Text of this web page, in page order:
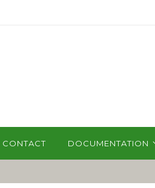
CONTACT DOCUMENTATION